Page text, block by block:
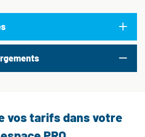
vos tarifs dans votre